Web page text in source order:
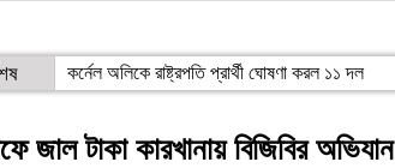
কর্নেল অলিকে রাষ্ট্রপতি প্রার্থী ঘোষণা করল ১১ দল
জাল টাকা কারখানায় বিজিবির অভিযান